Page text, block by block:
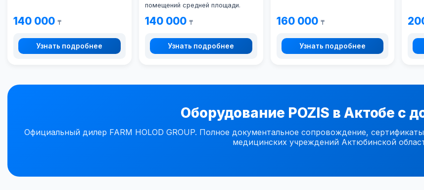
140 000 ₸
Узнать подробнее
помещений средней площади.
140 000 ₸
Узнать подробнее
160 000 ₸
Узнать подробнее
Оборудование POZIS в Актобе с
Официальный дилер FARM HOLOD GROUP. Полное документальное сопровождение,
медицинских учреждений Актюбинской